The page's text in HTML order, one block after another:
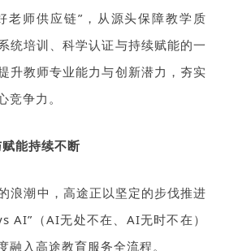
老师供应链”，从源头保障教学质
统培训、科学认证与持续赋能的一
升教师专业能力与创新潜力，夯实
竞争力。
能持续不断
浪潮中，高途正以坚定的步伐推进
（AI无处不在、AI无时不在）
融入高途教育服务全流程。